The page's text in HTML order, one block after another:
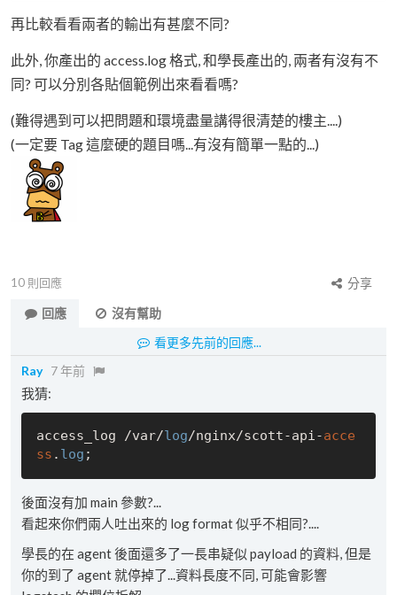
再比較看看兩者的輸出有甚麼不同?
此外, 你產出的 access.log 格式, 和學長產出的, 兩者有沒有不
同? 可以分別各貼個範例出來看看嗎?
(難得遇到可以把問題和環境盡量講得很清楚的樓主....)
(一定要 Tag 這麼硬的題目嗎...有沒有簡單一點的...)
10 則回應
分享
回應
沒有幫助
看更多先前的回應...
Ray 7 年前
我猜:
access_log /var/log/nginx/scott-api-acce
ss . log
後面沒有加 main 參數?...
看起來你們兩人吐出來的 log format 似乎不相同?....
學長的在 agent 後面還多了一長串疑似 payload 的資料, 但是
你的到了 agent 就停掉了...資料長度不同, 可能會影響